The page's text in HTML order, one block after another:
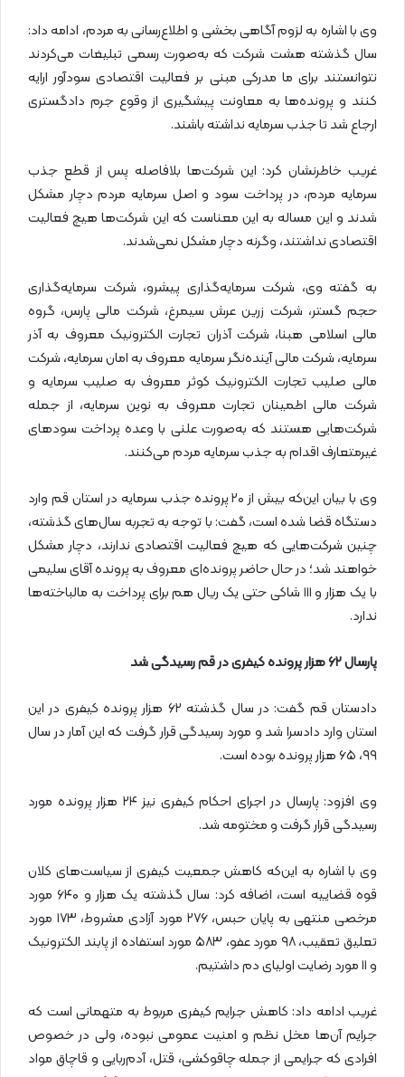
وی با اشاره به لزوم آگاهی بخشی و اطلاع‌رسانی به مردم، ادامه داد:
سال گذشته هشت شرکت که به‌صورت رسمی تبلیغات می‌کردند
نتوانستند برای ما مدرکی مبنی بر فعالیت اقتصادی سودآور ارایه
کنند و پرونده‌ها به معاونت پیشگیری از وقوع جرم دادگستری
ارجاع شد تا جذب سرمایه نداشته باشند.
غریب خاطرنشان کرد: این شرکت‌ها بلافاصله پس از قطع جذب
سرمایه مردم، در پرداخت سود و اصل سرمایه مردم دچار مشکل
شدند و این مساله به این معناست که این شرکت‌ها هیچ فعالیت
اقتصادی نداشتند، وگرنه دچار مشکل نمی‌شدند.
به گفته وی، شرکت سرمایه‌گذاری پیشرو، شرکت سرمایه‌گذاری
حجم گستر، شرکت زرین عرش سیمرغ، شرکت مالی پارس، گروه
مالی اسلامی هبنا، شرکت آذران تجارت الکترونیک معروف به آذر
سرمایه، شرکت مالی آینده‌نگر سرمایه معروف به امان سرمایه،‌ شرکت
مالی صلیب تجارت الکترونیک کوثر معروف به صلیب سرمایه و
شرکت مالی اطمینان تجارت معروف به نوین سرمایه،‌ از جمله
شرکت‌هایی هستند که به‌صورت علنی با وعده پرداخت سودهای
غیرمتعارف اقدام به جذب سرمایه مردم می‌کنند.
وی با بیان این‌که بیش از ۲۰ پرونده جذب سرمایه در استان قم وارد
دستگاه قضا شده است، گفت: با توجه به تجربه سال‌های گذشته،
چنین شرکت‌هایی که هیچ فعالیت اقتصادی ندارند،‌ دچار مشکل
خواهند شد؛ در حال حاضر پرونده‌ای معروف به پرونده آقای سلیمی
با یک هزار و ۱۱۱ شاکی حتی یک ریال هم برای پرداخت به مالباخته‌ها
ندارد.
پارسال۶۲هزار پرونده کیفری در قم رسیدگی شد
دادستان قم گفت: در سال گذشته ۶۲ هزار پرونده کیفری در این
استان وارد دادسرا شد و مورد رسیدگی قرار گرفت که این آمار در سال
۹۹، ۶۵ هزار پرونده بوده است.
وی افزود: پارسال در اجرای احکام کیفری نیز ۲۴ هزار پرونده مورد
رسیدگی قرار گرفت و مختومه شد.
وی با اشاره به این‌که کاهش جمعیت کیفری از سیاست‌های کلان
قوه قضاییه است، اضافه کرد: سال گذشته یک هزار و ۶۴۰ مورد
مرخصی منتهی به پایان حبس، ۲۷۶ مورد آزادی مشروط، ۱۷۳ مورد
تعلیق تعقیب، ۹۸ مورد عفو، ۵۸۳ مورد استفاده از پابند الکترونیک
و ۱۱ مورد رضایت اولیای دم داشتیم.
غریب ادامه داد: کاهش جرایم کیفری مربوط به متهمانی است که
جرایم آن‌ها مخل نظم و امنیت عمومی نبوده، ولی در خصوص
افرادی که جرایمی از جمله چاقوکشی، قتل، آدم‌ربایی و قاچاق مواد